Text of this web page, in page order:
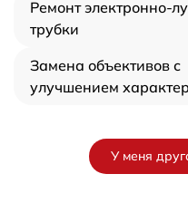
Ремонт электронно-
трубки
Замена объективов с
улучшением
У меня